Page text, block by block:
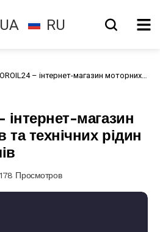
UA RU
– інтернет-магазин моторних
інтернет-магазин
технічних рідин
178 Просмотров